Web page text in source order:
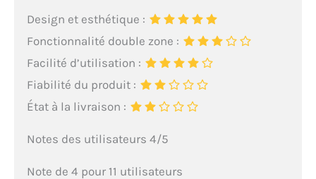
Design et esthétique :
Fonctionnalité double zone :
Facilité d’utilisation :
Fiabilité du produit :
État à la livraison :
Notes des utilisateurs 4/5
Note de 4 pour 11 utilisateurs